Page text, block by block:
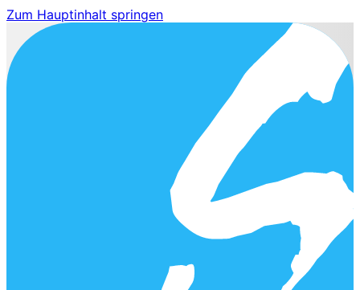
Zum Hauptinhalt springen